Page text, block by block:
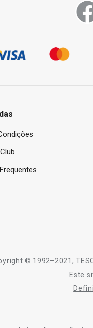
© 1992–2021,
Este